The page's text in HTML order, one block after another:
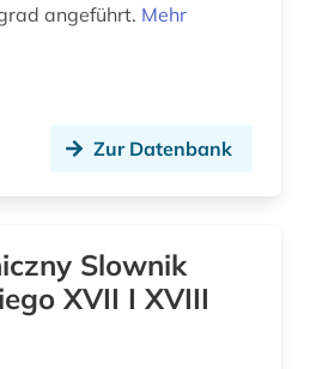
angeführt. Mehr
Zur Datenbank
Slownik
XVII I XVIII